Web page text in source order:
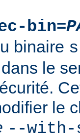
bin=
binaire
le
le
--with-